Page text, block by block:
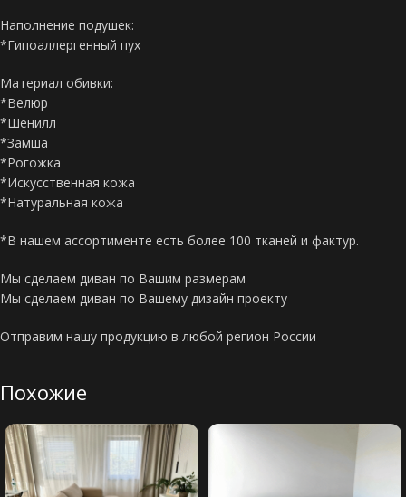
Наполнение подушек:
*Гипоаллергенный пух
Материал обивки:
*Велюр
*Шенилл
*Замша
*Рогожка
*Искусственная кожа
*Натуральная кожа
*В нашем ассортименте есть более 100 тканей и фактур.
Мы сделаем диван по Вашим размерам
Мы сделаем диван по Вашему дизайн проекту
Отправим нашу продукцию в любой регион России
Похожие